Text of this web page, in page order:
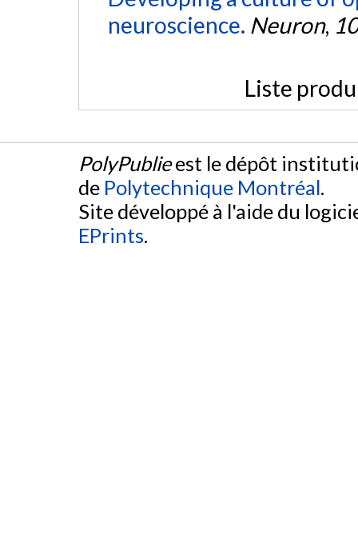
neuroscience. Neuron,
Liste
PolyPublieest le dépôt
de Polytechnique Montréal.
Site développé à l'aide du
EPrints.